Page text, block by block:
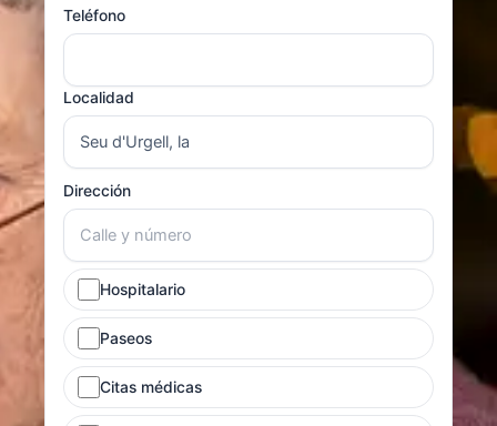
Teléfono
Localidad
Dirección
Hospitalario
Paseos
Citas médicas